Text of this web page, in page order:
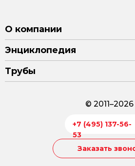
О компании
Энциклопедия
Трубы
© 2011–2026
+7 (495) 137-56-
53
Заказать